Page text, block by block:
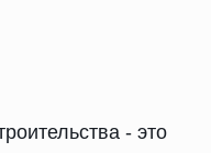
- это